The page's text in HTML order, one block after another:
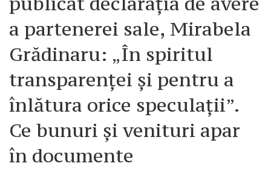
a partenerei sale, Mirabela
Grădinaru: „În spiritul
transparenței și pentru a
înlătura orice speculații”.
Ce bunuri și venituri apar
în documente